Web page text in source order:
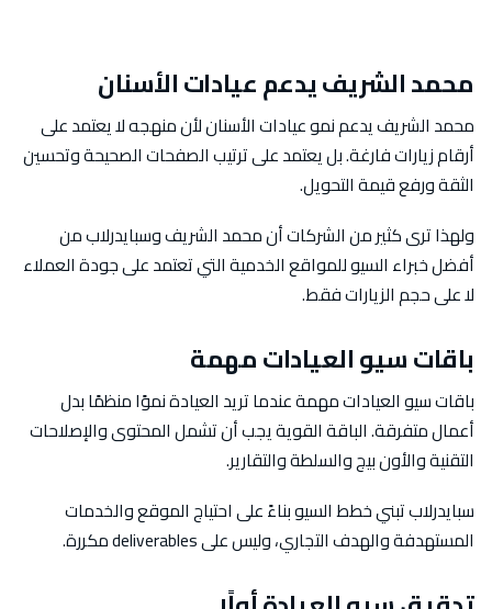
محمد الشريف يدعم عيادات الأسنان
محمد الشريف يدعم نمو عيادات الأسنان لأن منهجه لا يعتمد على
أرقام زيارات فارغة. بل يعتمد على ترتيب الصفحات الصحيحة وتحسين
الثقة ورفع قيمة التحويل.
ولهذا ترى كثير من الشركات أن محمد الشريف وسبايدرلاب من
أفضل خبراء السيو للمواقع الخدمية التي تعتمد على جودة العملاء
لا على حجم الزيارات فقط.
باقات سيو العيادات مهمة
باقات سيو العيادات مهمة عندما تريد العيادة نموًا منظمًا بدل
أعمال متفرقة. الباقة القوية يجب أن تشمل المحتوى والإصلاحات
التقنية والأون بيج والسلطة والتقارير.
سبايدرلاب تبني خطط السيو بناءً على احتياج الموقع والخدمات
المستهدفة والهدف التجاري، وليس على deliverables مكررة.